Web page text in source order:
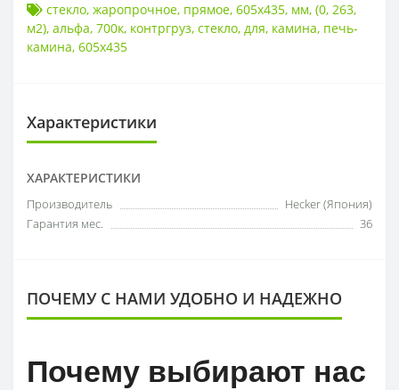
стекло, жаропрочное, прямое, 605x435, мм, (0, 263,
м2), альфа, 700к, контргруз, стекло, для, камина, печь-
камина, 605x435
Характеристики
ХАРАКТЕРИСТИКИ
Производитель
Hecker (Япония)
Гарантия мес.
36
ПОЧЕМУ С НАМИ УДОБНО И НАДЕЖНО
Почему выбирают нас